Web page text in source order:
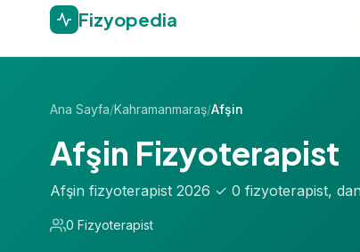
Fizyopedia
Ana Sayfa/Kahramanmaraş/Afşin
Afşin Fizyoterapist
Afşin fizyoterapist 2026 ✓ 0 fizyoterapist,
0 Fizyoterapist